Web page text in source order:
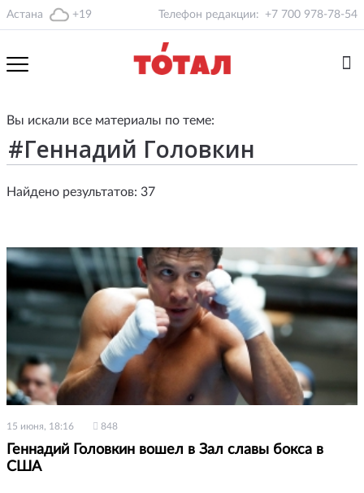
Астана +19 Телефон редакции: +7 700 978-78-54
Вы искали все материалы по теме:
Найдено результатов: 37
15 июня, 18:16 848
Геннадий Головкин вошел в Зал славы бокса в
США